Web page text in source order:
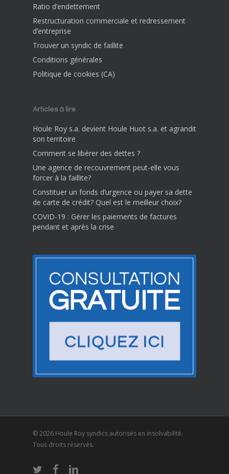
Ratio d’endettement
Restructuration commerciale et redressement
d’entreprise
Trouver un syndic de faillite
Conditions générales
Politique de cookies (CA)
Articles à lire
Houle Roy s.a. devient Houle Huot s.a. et agrandit
son territoire
Comment se libérer des dettes ?
Une agence de recouvrement peut-elle vous
forcer à la faillite?
Constituer un fonds d’urgence ou payer sa dette
de carte de crédit? Quel est le meilleur choix?
COVID-19 : Gérer les paiements de factures
pendant et après la crise
© 2026 Houle Roy syndics autorisés en insolvabilité.
Tous droits réservés.
twitter facebooklinkedin